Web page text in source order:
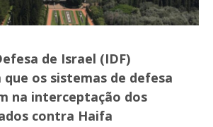
de Israel (IDF)
os sistemas de defesa
na interceptação dos
contra Haifa